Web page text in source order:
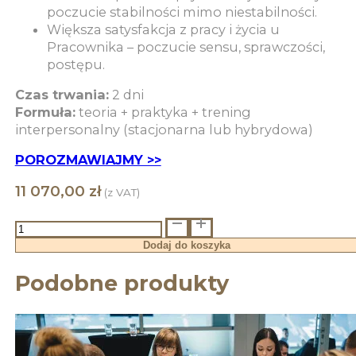
poczucie stabilności mimo niestabilności.
Większa satysfakcja z pracy i życia u
Pracownika – poczucie sensu, sprawczości,
postępu.
Czas trwania:2 dni
Formuła:teoria + praktyka + trening
interpersonalny (stacjonarna lub hybrydowa)
POROZMAWIAJMY >>
11 070,00 zł (z VAT)
ilość
Program
rozwojowy:
REZYLIENCJA
-
napięcia
do
Dodaj do koszyka
Podobne produkty